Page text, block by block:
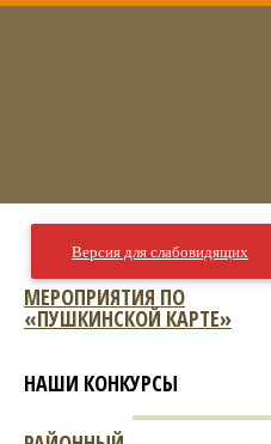
Версия для слабовидящих
МЕРОПРИЯТИЯ ПО
«ПУШКИНСКОЙ КАРТЕ»
НАШИ КОНКУРСЫ